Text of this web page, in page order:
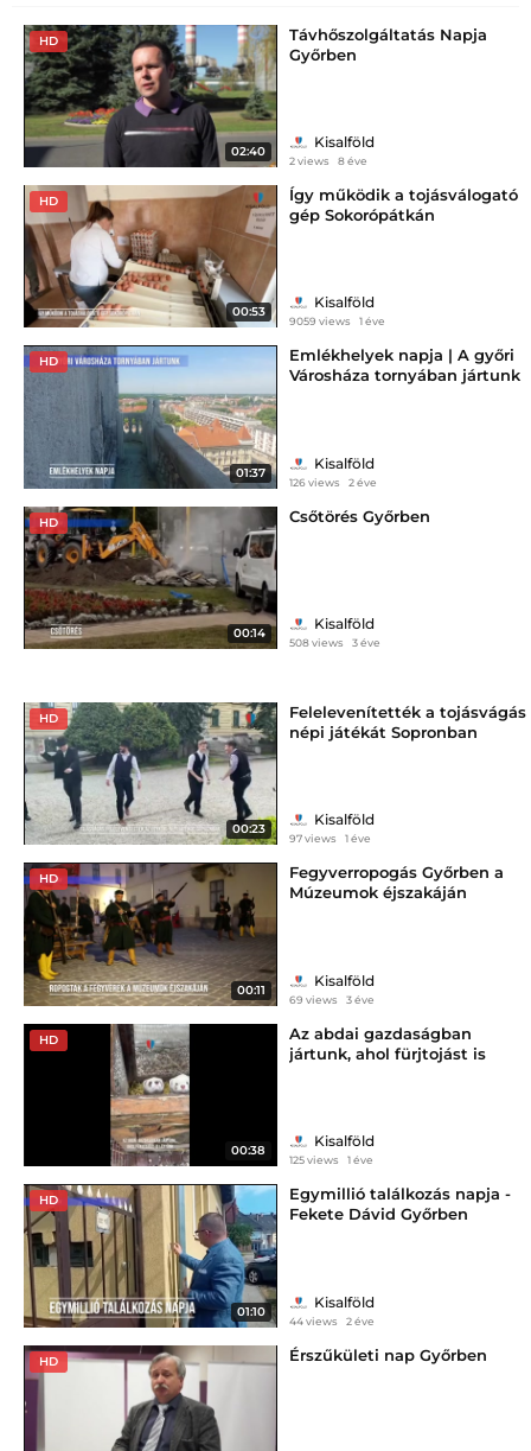
HD
02:40
Távhőszolgáltatás Napja
Győrben
Kisalföld
2 views 8 éve
HD
00:53
Így működik a tojásválogató
gép Sokorópátkán
Kisalföld
9059 views 1 éve
HD
01:37
Emlékhelyek napja | A győri
Városháza tornyában jártunk
Kisalföld
126 views 2 éve
HD
00:14
Csőtörés Győrben
Kisalföld
508 views 3 éve
HD
00:23
Felelevenítették a tojásvágás
népi játékát Sopronban
Kisalföld
97 views 1 éve
HD
00:11
Fegyverropogás Győrben a
Múzeumok éjszakáján
Kisalföld
69 views 3 éve
HD
00:38
Az abdai gazdaságban
jártunk, ahol fürjtojást is
Kisalföld
125 views 1 éve
HD
01:10
Egymillió találkozás napja -
Fekete Dávid Győrben
Kisalföld
44 views 2 éve
HD Érszűkületi nap Győrben